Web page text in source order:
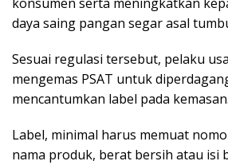
daya saing pangan segar asal
Sesuai regulasi tersebut, pelaku
mengemas PSAT untuk
mencantumkan label pada kemasan.
Label, minimal harus memuat
nama produk, berat bersih atau isi